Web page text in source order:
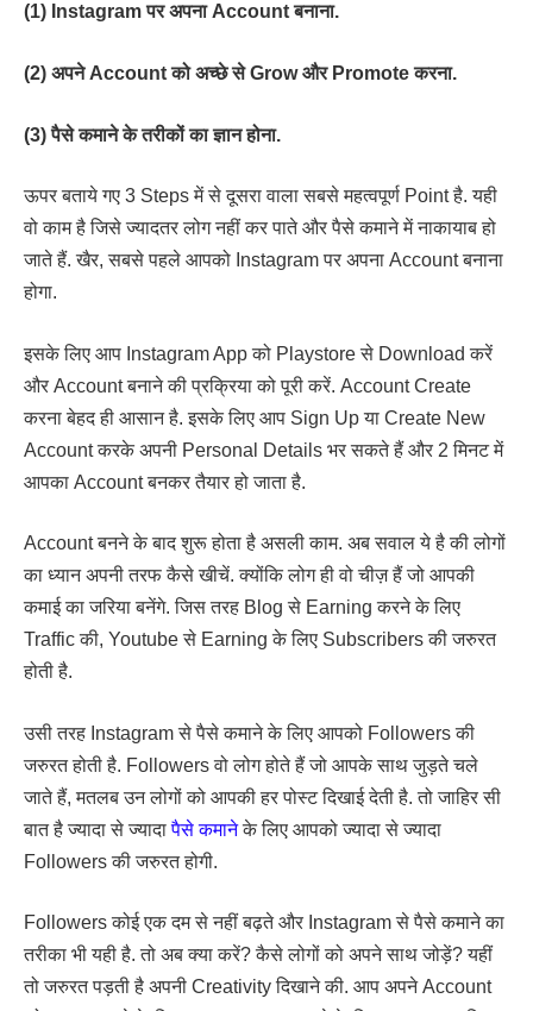
(1) Instagram पर अपना Account बनाना.
(2) अपने Account को अच्छे से Grow और Promote करना.
(3) पैसे कमाने के तरीकों का ज्ञान होना.
ऊपर बताये गए 3 Steps में से दूसरा वाला सबसे महत्वपूर्ण Point है. यही
वो काम है जिसे ज्यादतर लोग नहीं कर पाते और पैसे कमाने में नाकायाब हो
जाते हैं. खैर, सबसे पहले आपको Instagram पर अपना Account बनाना
होगा.
इसके लिए आप Instagram App को Playstore से Download करें
और Account बनाने की प्रक्रिया को पूरी करें. Account Create
करना बेहद ही आसान है. इसके लिए आप Sign Up या Create New
Account करके अपनी Personal Details भर सकते हैं और 2 मिनट में
आपका Account बनकर तैयार हो जाता है.
Account बनने के बाद शुरू होता है असली काम. अब सवाल ये है की लोगों
का ध्यान अपनी तरफ कैसे खीचें. क्योंकि लोग ही वो चीज़ हैं जो आपकी
कमाई का जरिया बनेंगे. जिस तरह Blog से Earning करने के लिए
Traffic की, Youtube से Earning के लिए Subscribers की जरुरत
होती है.
उसी तरह Instagram से पैसे कमाने के लिए आपको Followers की
जरुरत होती है. Followers वो लोग होते हैं जो आपके साथ जुड़ते चले
जाते हैं, मतलब उन लोगों को आपकी हर पोस्ट दिखाई देती है. तो जाहिर सी
बात है ज्यादा से ज्यादापैसे कमानेके लिए आपको ज्यादा से ज्यादा
Followers की जरुरत होगी.
Followers कोई एक दम से नहीं बढ़ते और Instagram से पैसे कमाने का
तरीका भी यही है. तो अब क्या करें? कैसे लोगों को अपने साथ जोड़ें? यहीं
तो जरुरत पड़ती है अपनी Creativity दिखाने की. आप अपने Account